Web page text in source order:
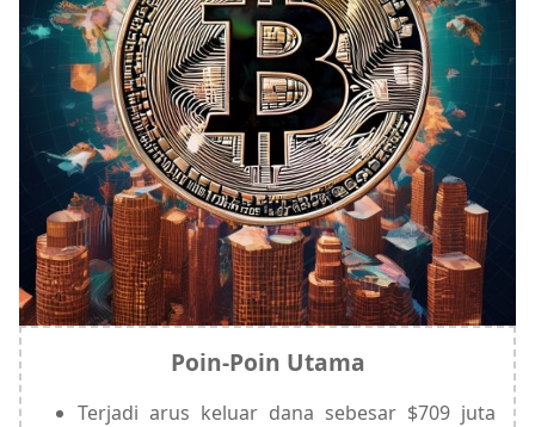
Poin-Poin Utama
Terjadi arus keluar dana sebesar $709 juta